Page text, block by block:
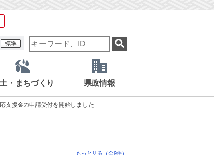
検
索
ー
ー
ド
・まちづくり 県政情報
支援金の申請受付を開始しました
もっと見る（全9件）